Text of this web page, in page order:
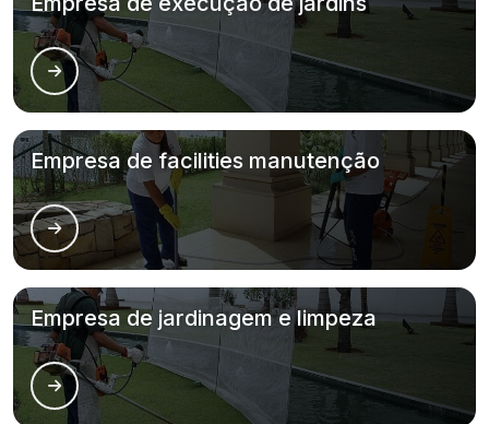
Empresa de facilities manutenção
Empresa de jardinagem e limpeza